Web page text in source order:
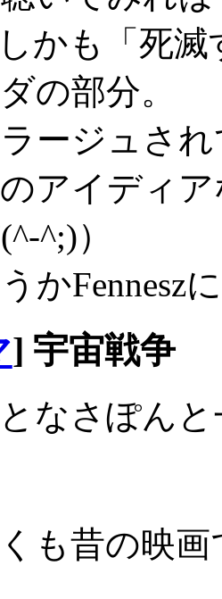
かも「死
の部分。
ージュさ
のアイディ
^;)）
かFennesz
] 宇宙戦争
なさぽん
も昔の映